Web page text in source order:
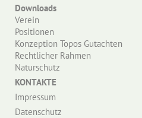
Downloads
Verein
Positionen
Konzeption Topos Gutachten
Rechtlicher Rahmen
Naturschutz
KONTAKTE
Impressum
Datenschutz